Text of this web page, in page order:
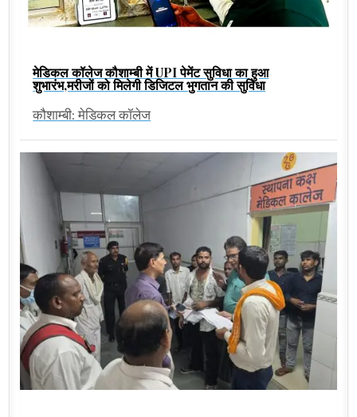
मेडिकल कॉलेज कौशाम्बी में UPI पेमेंट सुविधा का हुआ
शुभारंभ,मरीजों को मिलेगी डिजिटल भुगतान की सुविधा
कौशाम्बी: मेडिकल कॉलेज